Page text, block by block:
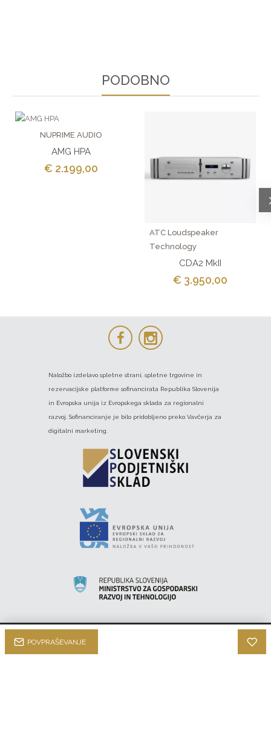
POVPRAŠEVANJE
PODOBNO
NUPRIME AUDIO
AMG HPA
€ 2.199,00
ATC Loudspeaker
Technology
CDA2 MkII
€ 3.950,00
Naložbo izdelavo spletne strani, spletne trgovine in
rezervacijske platforme sofinancirata Republika Slovenija
in Evropska unija iz Evropskega sklada za regionalni
razvoj. Sofinanciranje je bilo pridobljeno preko Vavčerja za
digitalni marketing.
INTEK HI-FI © 2022 |